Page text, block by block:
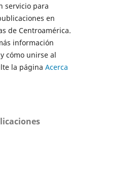
servicio para
en
de Centroamérica.
información
cómo unirse al
la página Acerca